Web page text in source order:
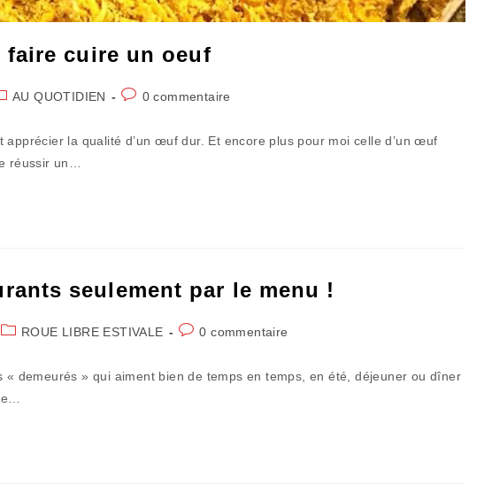
cuire un oeuf
AU QUOTIDIEN
Commentaires
0 commentaire
la qualité d’un œuf dur. Et encore plus pour moi celle d’un œuf
réussir un…
seulement par le menu !
PostROUE LIBRE ESTIVALE
Commentaires
publication :
0 commentaire
demeurés » qui aiment bien de temps en temps, en été, déjeuner ou dîner